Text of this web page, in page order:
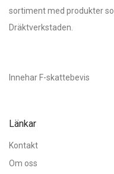
sortiment med produkter
Dräktverkstaden.
Innehar F-skattebevis
Länkar
Kontakt
Om oss